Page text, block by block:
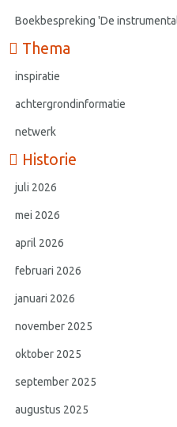
Boekbespreking 'De
Thema
inspiratie
achtergrondinformatie
netwerk
Historie
juli 2026
mei 2026
april 2026
februari 2026
januari 2026
november 2025
oktober 2025
september 2025
augustus 2025